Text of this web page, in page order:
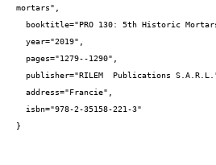
mortars",
}